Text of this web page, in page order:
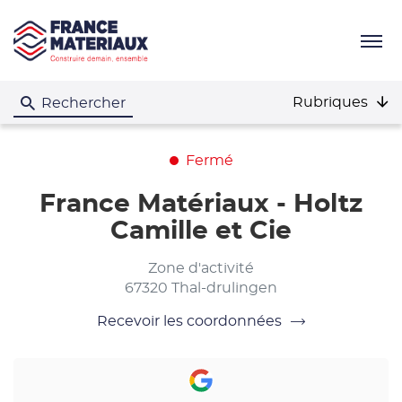
Menu
Rechercher Rubriques
Fermé
France Matériaux - Holtz
Camille et Cie
Zone d'activité
67320 Thal-drulingen
Recevoir les coordonnées
du